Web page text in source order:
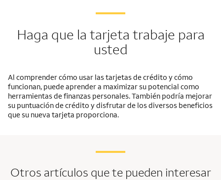
Haga que la tarjeta trabaje para
usted
Al comprender cómo usar las tarjetas de crédito y cómo
funcionan, puede aprender a maximizar su potencial como
herramientas de finanzas personales. También podría mejorar
su puntuación de crédito y disfrutar de los diversos beneficios
que su nueva tarjeta proporciona.
Otros artículos que te pueden interesar